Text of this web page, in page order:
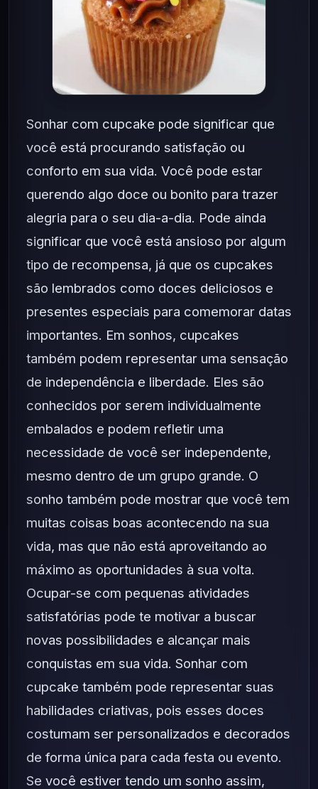
Sonhar com cupcake pode significar que
você está procurando satisfação ou
conforto em sua vida. Você pode estar
querendo algo doce ou bonito para trazer
alegria para o seu dia-a-dia. Pode ainda
significar que você está ansioso por algum
tipo de recompensa, já que os cupcakes
são lembrados como doces deliciosos e
presentes especiais para comemorar datas
importantes. Em sonhos, cupcakes
também podem representar uma sensação
de independência e liberdade. Eles são
conhecidos por serem individualmente
embalados e podem refletir uma
necessidade de você ser independente,
mesmo dentro de um grupo grande. O
sonho também pode mostrar que você tem
muitas coisas boas acontecendo na sua
vida, mas que não está aproveitando ao
máximo as oportunidades à sua volta.
Ocupar-se com pequenas atividades
satisfatórias pode te motivar a buscar
novas possibilidades e alcançar mais
conquistas em sua vida. Sonhar com
cupcake também pode representar suas
habilidades criativas, pois esses doces
costumam ser personalizados e decorados
de forma única para cada festa ou evento.
Se você estiver tendo um sonho assim,